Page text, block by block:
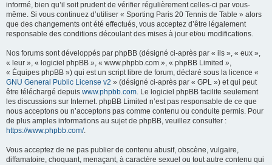
informé, bien qu’il soit prudent de vérifier régulièrement celles-ci par vous-
même. Si vous continuez d’utiliser « Sporting Paris 20 Tennis de Table » alors
que des changements ont été effectués, vous acceptez d’être légalement
responsable des conditions découlant des mises à jour et/ou modifications.
Nos forums sont développés par phpBB (désigné ci-après par « ils », « eux »,
« leur », « logiciel phpBB », « www.phpbb.com », « phpBB Limited »,
« Équipes phpBB ») qui est un script libre de forum, déclaré sous la licence «
GNU General Public License v2 » (désigné ci-après par « GPL ») et qui peut
être téléchargé depuis www.phpbb.com. Le logiciel phpBB facilite seulement
les discussions sur Internet. phpBB Limited n’est pas responsable de ce que
nous acceptons ou n’acceptons pas comme contenu ou conduite permis. Pour
de plus amples informations au sujet de phpBB, veuillez consulter :
https://www.phpbb.com/.
Vous acceptez de ne pas publier de contenu abusif, obscène, vulgaire,
diffamatoire, choquant, menaçant, à caractère sexuel ou tout autre contenu qui